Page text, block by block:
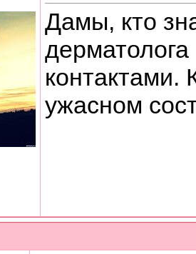
Дамы, кто
контактами.
ужасном